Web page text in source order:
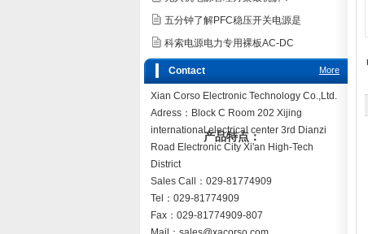
产品特点：
五分钟了解PFC稳压开关电源是
科索电源电力专用裸板AC-DC
More
Contact
Xian Corso Electronic Technology Co.,Ltd.
Adress：Block C Room 202 Xijing
international electrical center 3rd Dianzi
Road Electronic City Xi'an High-Tech
District
Sales Call：029-81774909
Tel：029-81774909
Fax：029-81774909-807